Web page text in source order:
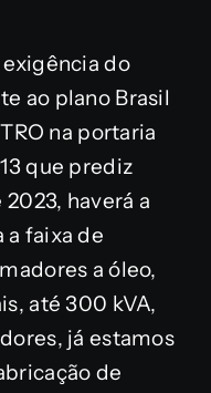
do
ao plano Brasil
na portaria
que prediz
haverá a
a faixa de
a óleo,
até 300 kVA,
já estamos
de